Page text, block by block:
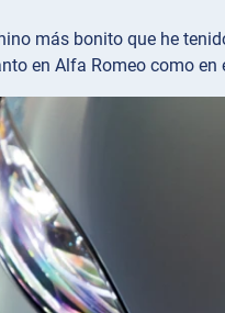
más bonito que he
en Alfa Romeo como en